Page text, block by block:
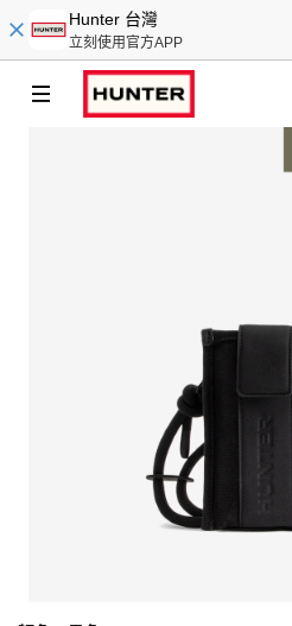
Hunter 台灣
立刻使用官方APP